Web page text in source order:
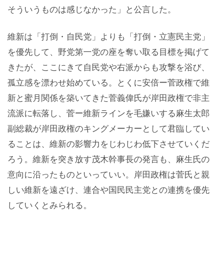
そういうものは感じなかった」と公言した。
維新は「打倒・自民党」よりも「打倒・立憲民主党」
を優先して、野党第一党の座を奪い取る目標を掲げて
きたが、ここにきて自民党や右派からも攻撃を浴び、
孤立感を漂わせ始めている。とくに安倍ー菅政権で維
新と蜜月関係を築いてきた菅義偉氏が岸田政権で非主
流派に転落し、菅ー維新ラインを毛嫌いする麻生太郎
副総裁が岸田政権のキングメーカーとして君臨してい
ることは、維新の影響力をじわじわ低下させていくだ
ろう。維新を突き放す茂木幹事長の発言も、麻生氏の
意向に沿ったものといっていい。岸田政権は菅氏と親
しい維新を遠ざけ、連合や国民民主党との連携を優先
していくとみられる。